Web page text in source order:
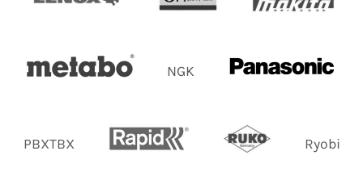
NGK
PBXTBX Ryobi